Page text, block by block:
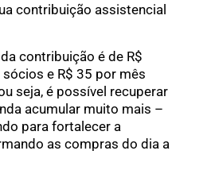
contribuição assistencial
contribuição é de R$
e R$ 35 por mês
seja, é possível recuperar
acumular muito mais –
para fortalecer a
as compras do dia a